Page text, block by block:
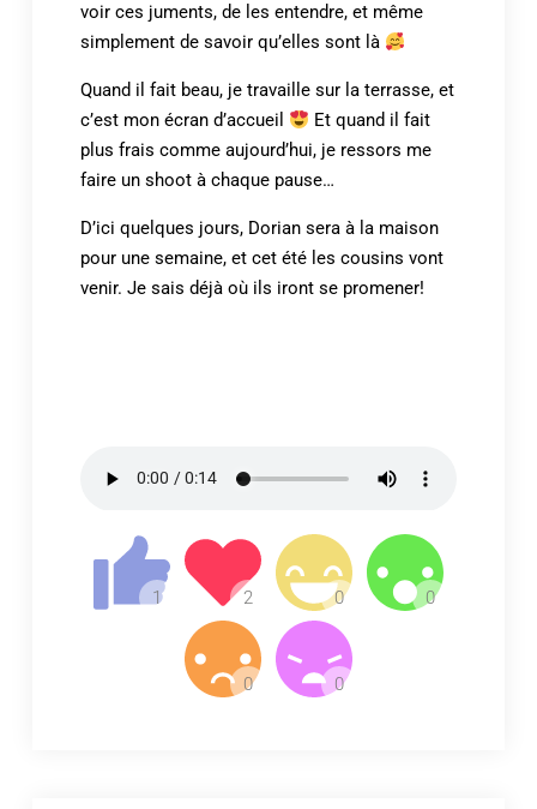
voir ces juments, de les entendre, et même
simplement de savoir qu’elles sont là
Quand il fait beau, je travaille sur la terrasse, et
c’est mon écran d’accueil
Et quand il fait
plus frais comme aujourd’hui, je ressors me
faire un shoot à chaque pause…
D’ici quelques jours, Dorian sera à la maison
pour une semaine, et cet été les cousins vont
venir. Je sais déjà où ils iront se promener!